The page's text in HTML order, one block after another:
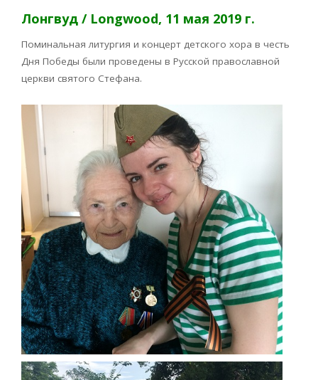
Лонгвуд / Longwood, 11 мая 2019 г.
Поминальная литургия и концерт детского хора в честь
Дня Победы были проведены в Русской православной
церкви святого Стефана.